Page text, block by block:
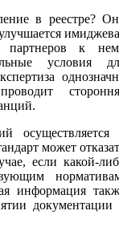
в реестре?
партнеров к
условия
осуществляется
может
если какой-
информация
документации